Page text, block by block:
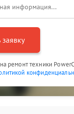
ремонт техники